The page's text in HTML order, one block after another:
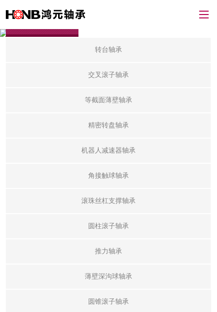
转台轴承
交叉滚子轴承
等截面薄壁轴承
精密转盘轴承
机器人减速器轴承
角接触球轴承
滚珠丝杠支撑轴承
圆柱滚子轴承
推力轴承
薄壁深沟球轴承
圆锥滚子轴承